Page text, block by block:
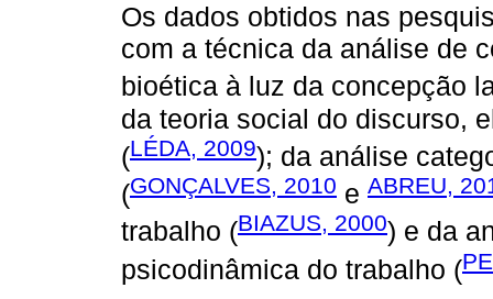
Os dados obtidos nas
com a técnica da análise de
bioética à luz da concepção
da teoria social do discurso,
(LÉDA, 2009); da análise
(GONÇALVES, 2010 e ABREU,
trabalho (BIAZUS, 2000) e da
psicodinâmica do trabalho (